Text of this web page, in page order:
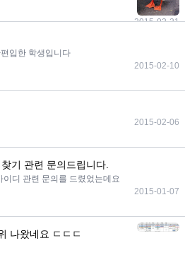
2015-02-21
입한 학생입니다
2015-02-10
2015-02-06
기 관련 문의드립니다.
디 관련 문의를 드렸었는데요
2015-01-07
나왔네요 ㄷㄷㄷ